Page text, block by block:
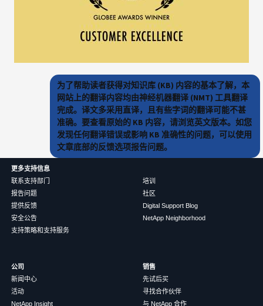
为了帮助读者获得对知识库 (KB) 内容的基本了解，本
网站上的翻译内容均由神经机器翻译 (NMT) 工具翻译
完成。译文多采用直译，且有些字词的翻译可能不甚
准确。要查看原始的 KB 内容，请浏览英文版本。如您
发现任何翻译错误或影响 KB 准确性的问题，可以使用
文章底部的反馈选项报告问题。
更多支持信息
联系支持部门
报告问题
提供反馈
安全公告
支持策略和支持服务
培训
社区
Digital Support Blog
NetApp Neighborhood
公司
新闻中心
活动
NetApp Insight
销售
先试后买
寻找合作伙伴
与 NetApp 合作